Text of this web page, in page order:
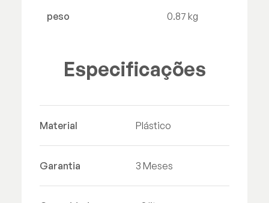
peso 0.87 kg
Especificações
Material Plástico
Garantia 3 Meses